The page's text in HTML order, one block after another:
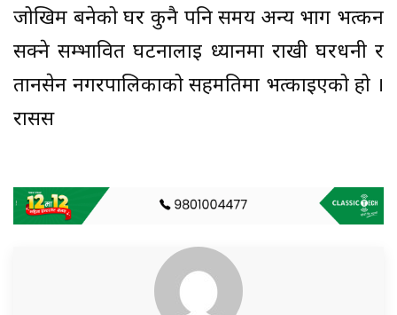
जोखिम बनेको घर कुनै पनि समय अन्य भाग भत्कन
सक्ने सम्भावित घटनालाई ध्यानमा राखी घरधनी र
तानसेन नगरपालिकाको सहमतिमा भत्काइएको हो ।
रासस